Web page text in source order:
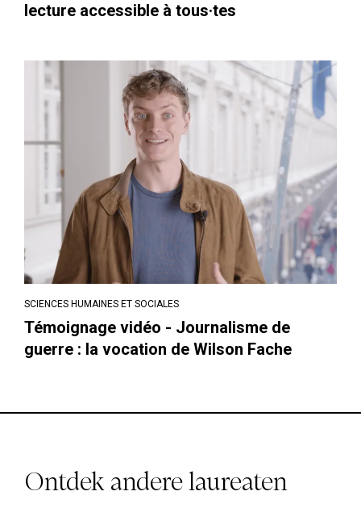
lecture accessible à tous·tes
SCIENCES HUMAINES ET SOCIALES
Témoignage vidéo - Journalisme de
guerre : la vocation de Wilson Fache
Ontdek andere laureaten
Chloé ALLEN
20
16